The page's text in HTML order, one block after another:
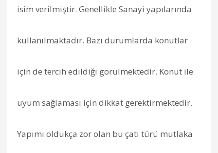
isim verilmiştir. Genellikle Sanayi yapılarında
kullanılmaktadır. Bazı durumlarda konutlar
için de tercih edildiği görülmektedir. Konut ile
uyum sağlaması için dikkat gerektirmektedir.
Yapımı oldukça zor olan bu çatı türü mutlaka